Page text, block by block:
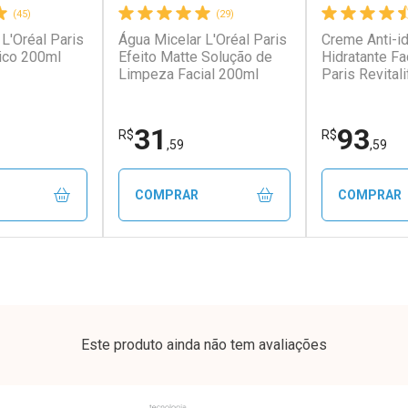
Ativar Desconto Ativar
(45)
Paris
200ml
(29)
Água Micelar L'Oréal Paris
Efeito Matte Solução de
Limpeza Facial 200ml
R$31 ,59
COMPRAR
Creme Anti-
Hidratante
Paris
R$93,59
COMPRAR
Este produto ainda não tem avaliações